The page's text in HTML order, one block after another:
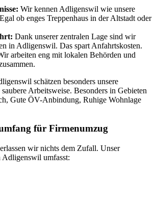
Wir kennen Adligenswil wie unsere
ob enges Treppenhaus in der Altstadt oder
Dank unserer zentralen Lage sind wir
in Adligenswil. Das spart Anfahrtskosten.
arbeiten eng mit lokalen Behörden und
schätzen besonders unsere
Arbeitsweise. Besonders in Gebieten
Gute ÖV-Anbindung, Ruhige Wohnlage
für Firmenumzug
wir nichts dem Zufall. Unser
Adligenswil umfasst: